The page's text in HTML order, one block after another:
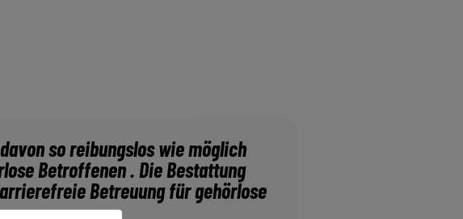
so reibungslos wie möglich
Betroffenen . Die Bestattung
Betreuung für gehörlose